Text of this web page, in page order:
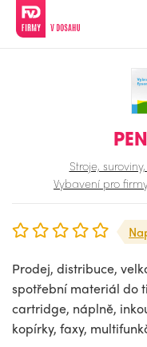
Stroje,
Vybavení pro
Prodej, distribuce,
spotřební materiál do
cartridge, náplně,
kopírky, faxy,